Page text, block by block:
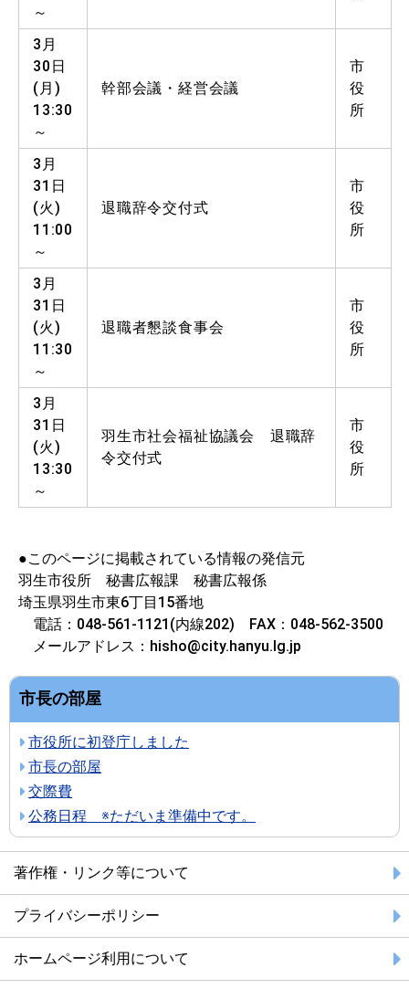
～
3月
30日
(月)
13:30
～
幹部会議・経営会議
市
役
所
3月
31日
(火)
11:00
～
退職辞令交付式
市
役
所
3月
31日
(火)
11:30
～
退職者懇談食事会
市
役
所
3月
31日
(火)
13:30
～
羽生市社会福祉協議会 退職辞
令交付式
市
役
所
●このページに掲載されている情報の発信元
羽生市役所 秘書広報課 秘書広報係
埼玉県羽生市東6丁目15番地
電話：048-561-1121(内線202) FAX：048-562-3500
メールアドレス：hisho@city.hanyu.lg.jp
市長の部屋
市役所に初登庁しました
市長の部屋
交際費
公務日程 ※ただいま準備中です。
著作権・リンク等について
プライバシーポリシー
ホームページ利用について